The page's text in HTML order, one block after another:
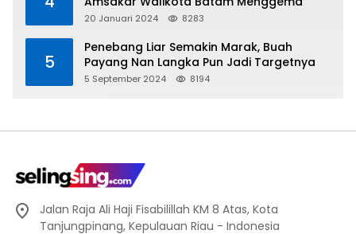
20 Januari 2024 8283
5
Penebang Liar Semakin Marak, Buah
Payang Nan Langka Pun Jadi Targetnya
5 September 2024 8194
Jalan Raja Ali Haji Fisabilillah KM 8 Atas, Kota
Tanjungpinang, Kepulauan Riau - Indonesia